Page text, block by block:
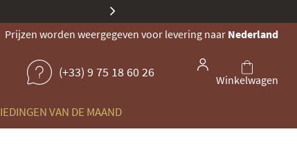
Prijzen worden weergegeven voor levering naar Nederland
(+33) 9 75 18 60 26
Winkelwagen
VAN DE MAAND